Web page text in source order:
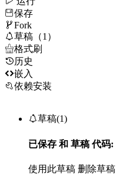
保存
Fork
草稿（1）
格式刷
历史
嵌入
依赖安装
草稿(1)
已保存 和 草稿代码:
使用此草稿 删除草稿